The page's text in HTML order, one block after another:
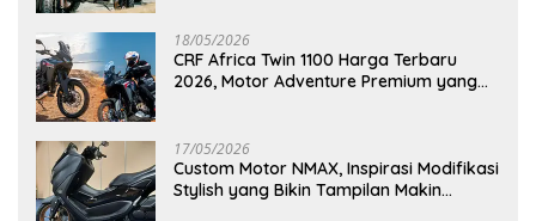
18/05/2026
CRF Africa Twin 1100 Harga Terbaru
2026, Motor Adventure Premium yang
17/05/2026
Custom Motor NMAX, Inspirasi Modifikasi
Stylish yang Bikin Tampilan Makin